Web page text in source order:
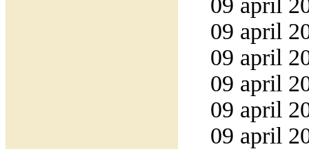
09 april
09 april
09 april
09 april
09 april
09 april